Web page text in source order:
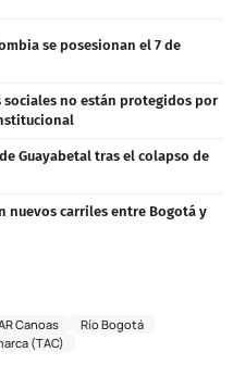
se posesionan el 7 de
sociales no están protegidos por
Guayabetal tras el colapso de
nuevos carriles entre Bogotá y
Canoas
Río Bogotá
(TAC)